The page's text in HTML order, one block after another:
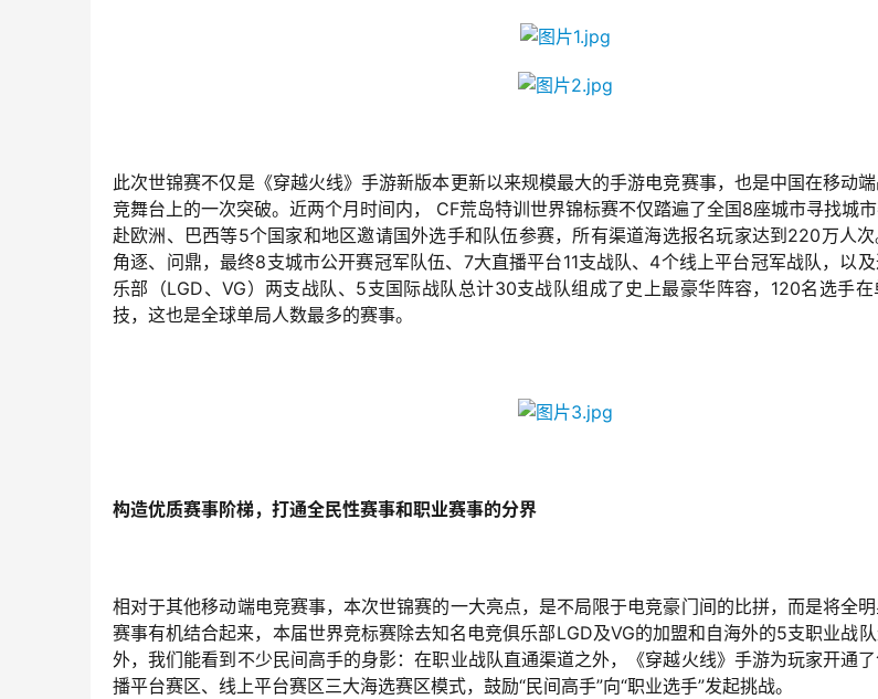
此次世锦赛不仅是《穿越火线》手游新版本更新以来规模最大的手游电竞赛事，也是中国在移动
竞舞台上的一次突破。近两个月时间内， CF荒岛特训世界锦标赛不仅踏遍了全国8座城市寻找城
赴欧洲、巴西等5个国家和地区邀请国外选手和队伍参赛，所有渠道海选报名玩家达到220万人次
角逐、问鼎，最终8支城市公开赛冠军队伍、7大直播平台11支战队、4个线上平台冠军战队，以
乐部（LGD、VG）两支战队、5支国际战队总计30支战队组成了史上最豪华阵容，120名选手
技，这也是全球单局人数最多的赛事。
构造优质赛事阶梯，打通全民性赛事和职业赛事的分界
相对于其他移动端电竞赛事，本次世锦赛的一大亮点，是不局限于电竞豪门间的比拼，而是将全
赛事有机结合起来，本届世界竞标赛除去知名电竞俱乐部LGD及VG的加盟和自海外的5支职业战
外，我们能看到不少民间高手的身影：在职业战队直通渠道之外，《穿越火线》手游为玩家开通
播平台赛区、线上平台赛区三大海选赛区模式，鼓励“民间高手”向“职业选手”发起挑战。